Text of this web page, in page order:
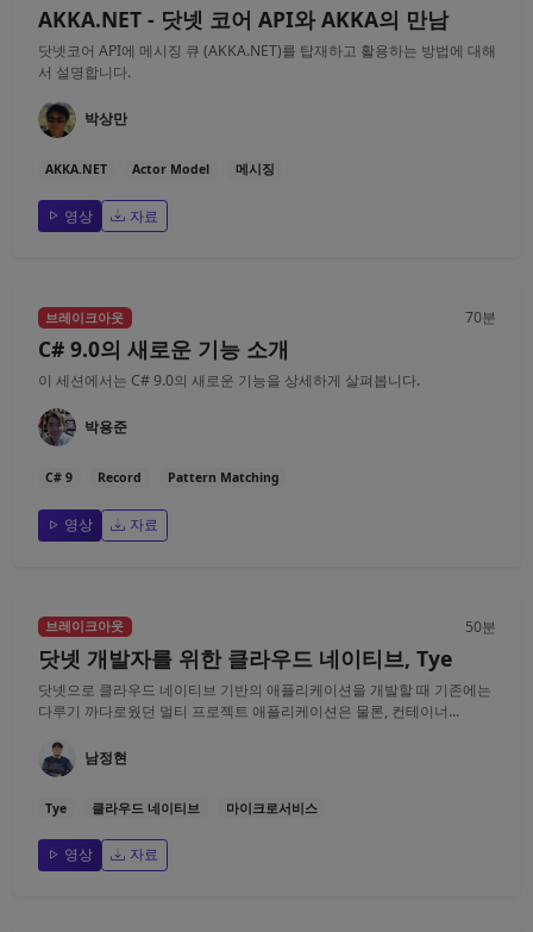
AKKA.NET - 닷넷 코어 API와 AKKA의 만남
닷넷코어 API에 메시징 큐 (AKKA.NET)를 탑재하고 활용하는 방법에 대해
서 설명합니다.
박상만
AKKA.NET Actor Model 메시징
영상 자료
브레이크아웃 70분
C# 9.0의 새로운 기능 소개
이 세션에서는 C# 9.0의 새로운 기능을 상세하게 살펴봅니다.
박용준
C# 9 Record Pattern Matching
영상 자료
브레이크아웃 50분
닷넷 개발자를 위한 클라우드 네이티브, Tye
닷넷으로 클라우드 네이티브 기반의 애플리케이션을 개발할 때 기존에는
다루기 까다로웠던 멀티 프로젝트 애플리케이션은 물론, 컨테이너...
남정현
Tye 클라우드 네이티브 마이크로서비스
영상 자료